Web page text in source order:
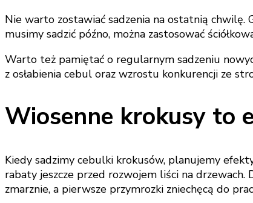
Nie warto zostawiać sadzenia na ostatnią chwilę.
musimy sadzić późno, można zastosować
Warto też pamiętać o regularnym sadzeniu
z osłabienia cebul oraz wzrostu konkurencji ze
Wiosenne krokusy to
Kiedy sadzimy cebulki krokusów, planujemy
rabaty jeszcze przed rozwojem liści na
zmarznie, a pierwsze przymrozki zniechęcą do